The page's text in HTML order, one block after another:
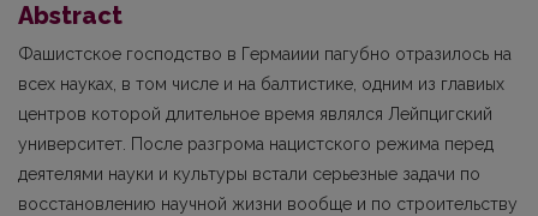
Abstract
Фашистское господство в Гермаиии пагубно отразилось на
всех науках, в том числе и на балтистике, одним из главиых
центров которой длительное время являлся Лейпцигский
университет. После разгрома нацистского режима перед
деятелями науки и культуры встали серьезные задачи по
восстановлению научной жизни вообще и по строительству